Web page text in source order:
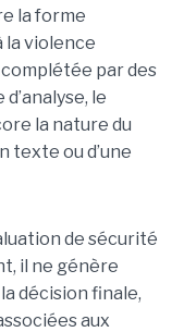
la forme
la violence
par des
le
la nature du
texte ou d’une
de sécurité
il ne génère
décision finale,
aux